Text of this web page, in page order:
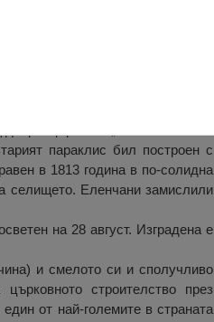
на Елена – уникален паметник
с църквата „Свети Никола”.
параклис бил построен с
в 1813 година в по-солидна
селището. Еленчани замислили
на 28 август. Изградена е
и смелото си и сполучливо
строителство през
от най-големите в страната